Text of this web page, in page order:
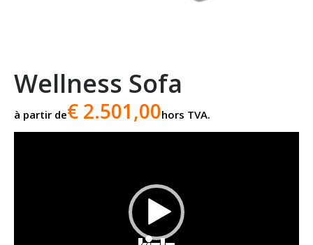
Wellness Sofa
à partir de€ 2.501,00hors TVA.